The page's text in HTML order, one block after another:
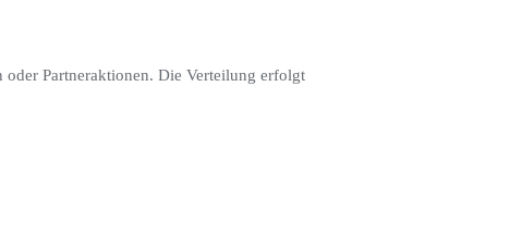
oder Partneraktionen. Die Verteilung erfolgt